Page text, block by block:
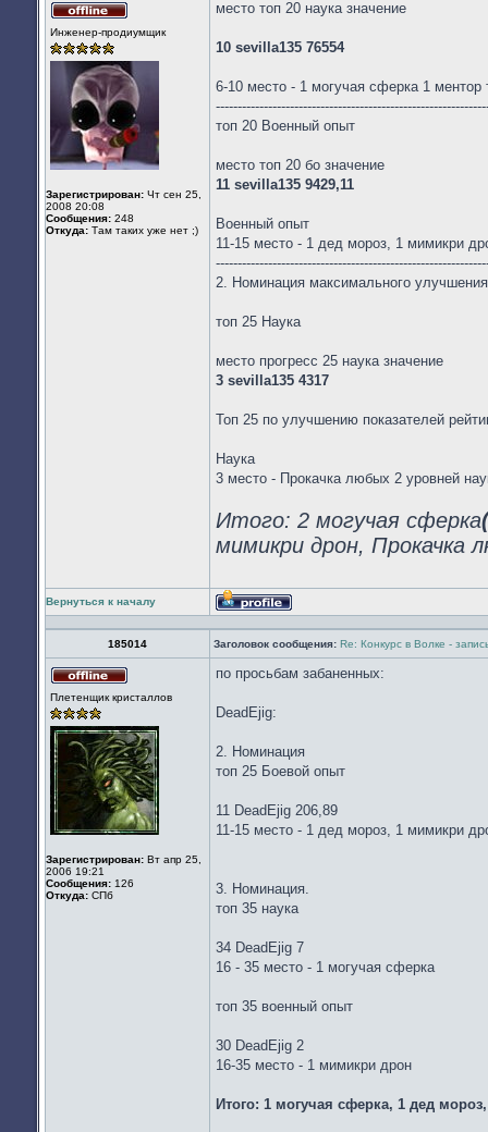
в
Инженер-продиумщик
Зарегистрирован: Чт сен 25,
2008 20:08
Сообщения: 248
Откуда: Там таких уже нет ;)
место топ 20 наука значение
10 sevilla135 76554
6-10 место - 1 могучая сферка 1 ментор
топ 20 Военный опыт
место топ 20 бо значение
11 sevilla135 9429,11
Военный опыт
11-15 место - 1 дед мороз, 1 мимикри
2. Номинация максимального
топ 25 Наука
место прогресс 25 наука значение
3 sevilla135 4317
Топ 25 по улучшению показателей
Наука
3 место - Прокачка любых 2 уровней
Итого: 2 могучая сферка
мимикри дрон, Прокачка
Вернуться к началу
Профиль
185014 Заголовок сообщения: Re: Конкурс в Волке -
в
Плетенщик кристаллов
Зарегистрирован: Вт апр 25,
2006 19:21
Сообщения: 126
Откуда: СПб
по просьбам забаненных:
DeadEjig:
2. Номинация
топ 25 Боевой опыт
11 DeadEjig 206,89
11-15 место - 1 дед мороз, 1 мимикри
3. Номинация.
топ 35 наука
34 DeadEjig 7
16 - 35 место - 1 могучая сферка
топ 35 военный опыт
30 DeadEjig 2
16-35 место - 1 мимикри дрон
Итого: 1 могучая сферка, 1 дед